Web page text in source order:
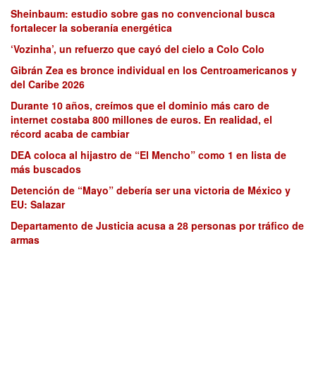
Sheinbaum: estudio sobre gas no convencional busca
fortalecer la soberanía energética
‘Vozinha’, un refuerzo que cayó del cielo a Colo Colo
Gibrán Zea es bronce individual en los Centroamericanos y
del Caribe 2026
Durante 10 años, creímos que el dominio más caro de
internet costaba 800 millones de euros. En realidad, el
récord acaba de cambiar
DEA coloca al hijastro de “El Mencho” como 1 en lista de
más buscados
Detención de “Mayo” debería ser una victoria de México y
EU: Salazar
Departamento de Justicia acusa a 28 personas por tráfico de
armas